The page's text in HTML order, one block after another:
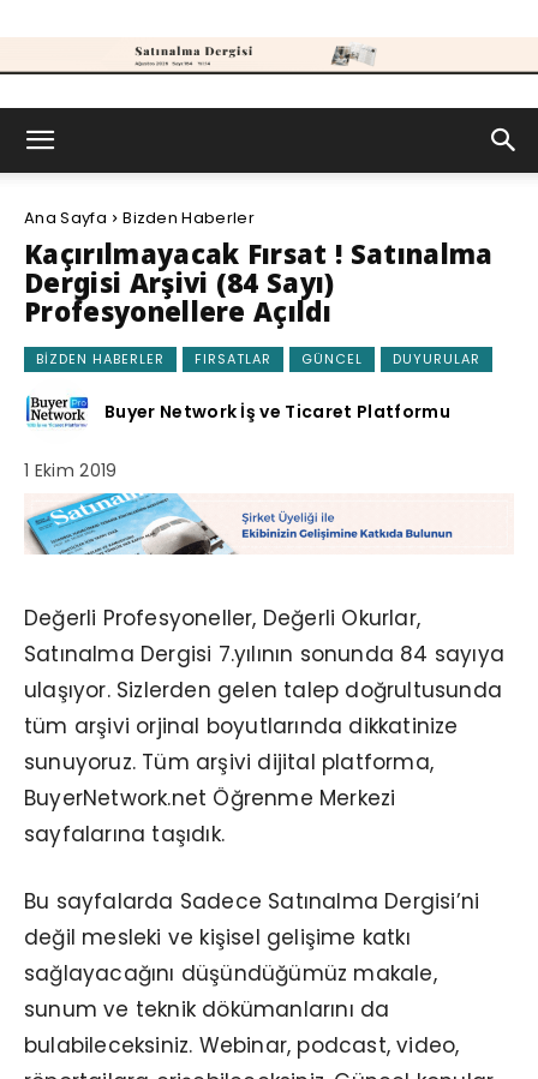
Ana Sayfa Bizden Haberler
Kaçırılmayacak Fırsat ! Satınalma
Dergisi Arşivi (84 Sayı)
Profesyonellere Açıldı
BIZDEN HABERLER FIRSATLAR GÜNCEL DUYURULAR
Buyer Network İş ve Ticaret Platformu
1 Ekim 2019
Değerli Profesyoneller, Değerli Okurlar,
Satınalma Dergisi 7.yılının sonunda 84 sayıya
ulaşıyor. Sizlerden gelen talep doğrultusunda
tüm arşivi orjinal boyutlarında dikkatinize
sunuyoruz. Tüm arşivi dijital platforma,
BuyerNetwork.net Öğrenme Merkezi
sayfalarına taşıdık.
Bu sayfalarda Sadece Satınalma Dergisi’ni
değil mesleki ve kişisel gelişime katkı
sağlayacağını düşündüğümüz makale,
sunum ve teknik dökümanlarını da
bulabileceksiniz. Webinar, podcast, video,